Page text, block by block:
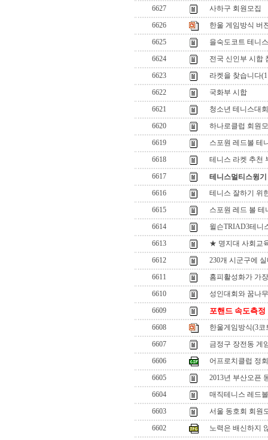
6627
사하구 회원모집
6626
한울 게임방식 버
6625
을숙도코트 테니
6624
전국 신인부 시합
6623
라켓을 찾습니다
6622
국화부 시합
6621
청소년 테니스대회
6620
하나로클럽 회원
6619
스포원 레드볼 테
6618
테니스 라켓 추천
6617
테니스멀티스윙
6616
테니스 잘하기 위
6615
스포원 레드 볼 테
6614
윌슨TRIAD3테니
6613
★ 명지대 사회교
6612
230개 시군구에
6611
홈피활성화가 가
6610
성인대회와 꿈나
6609
포핸드 속도측정
6608
한울게임방식(3코
6607
금정구 장전동 게
6606
어프로치클럽 정
6605
2013년 부산오픈
6604
매직테니스 레드
6603
서울 동호회 회원
6602
노력은 배신하지